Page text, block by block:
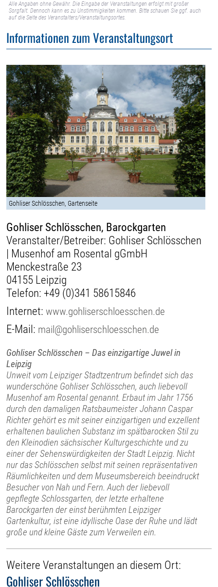
Alle Angaben ohne Gewähr. Die Eingabe der Veranstaltungen erfolgt mit großer
Sorgfalt. Dennoch kann es zu Unstimmigkeiten kommen. Bitte schauen Sie ggf. auch
auf die Seite des Veranstalters/Veranstaltungsortes.
Informationen zum Veranstaltungsort
Gohliser Schlösschen, Gartenseite
Gohliser Schlösschen, Barockgarten
Veranstalter/Betreiber: Gohliser Schlösschen
| Musenhof am Rosental gGmbH
Menckestraße 23
04155 Leipzig
Telefon: +49 (0)341 58615846
Internet:www.gohliserschloesschen.de
E-Mail: mail@gohliserschloesschen.de
Gohliser Schlösschen – Das einzigartige Juwel in
Leipzig
Unweit vom Leipziger Stadtzentrum befindet sich das
wunderschöne Gohliser Schlösschen, auch liebevoll
Musenhof am Rosental genannt. Erbaut im Jahr 1756
durch den damaligen Ratsbaumeister Johann Caspar
Richter gehört es mit seiner einzigartigen und exzellent
erhaltenen baulichen Substanz im spätbarocken Stil zu
den Kleinodien sächsischer Kulturgeschichte und zu
einer der Sehenswürdigkeiten der Stadt Leipzig. Nicht
nur das Schlösschen selbst mit seinen repräsentativen
Räumlichkeiten und dem Museumsbereich beeindruckt
Besucher von Nah und Fern. Auch der liebevoll
gepflegte Schlossgarten, der letzte erhaltene
Barockgarten der einst berühmten Leipziger
Gartenkultur, ist eine idyllische Oase der Ruhe und lädt
große und kleine Gäste zum Verweilen ein.
Weitere Veranstaltungen an diesem Ort:
Gohliser Schlösschen